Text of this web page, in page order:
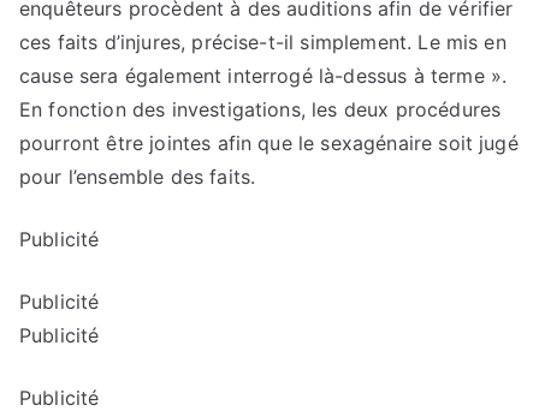
enquêteurs procèdent à des auditions afin de vérifier
ces faits d’injures, précise-t-il simplement. Le mis en
cause sera également interrogé là-dessus à terme ».
En fonction des investigations, les deux procédures
pourront être jointes afin que le sexagénaire soit jugé
pour l’ensemble des faits.
Publicité
Publicité
Publicité
Publicité